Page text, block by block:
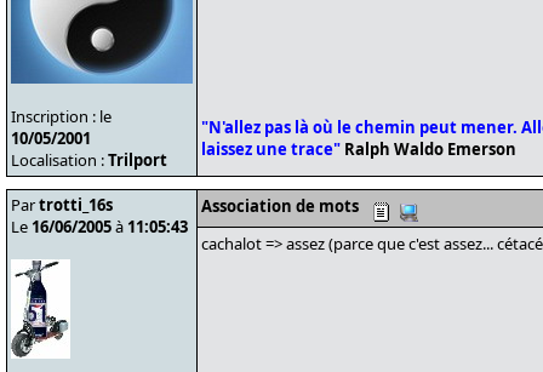
Inscription : le
10/05/2001
Localisation :Trilport
"N'allez pas là où le chemin peut mener.
laissez une trace" Ralph Waldo Emerson
Partrotti_16s
Le 16/06/2005à 11:05:43
Association de mots
cachalot => assez (parce que c'est assez...